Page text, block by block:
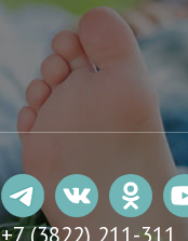
+7 (3822) 211-311